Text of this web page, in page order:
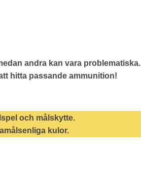
andra kan vara problematiska.
hitta passande ammunition!
och målskytte.
kulor.